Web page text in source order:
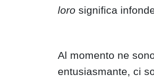
loro significa
Al momento ne
entusiasmante, ci